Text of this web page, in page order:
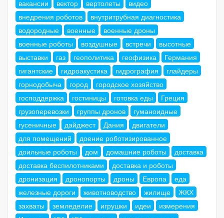
вакансии вектор вертолеты
видео
внедрения роботов
внутритрубная диагностика
водородные
военные
военные дроны
военные роботы
воздушные встречи
высотные
выставки
газ геополитика геофизика
Германия
гигантские
гидроакустика гидрография
глайдеры
горнодобыча
город
городское хозяйство
господдержка
гостиницы готовка еды
Греция
грузоперевозки
группы дронов
гуманоидные
гусеничные
дайджест Дания
двигатели
для помещений
доение роботизированное
доильные роботы
дом домашние роботы
доставка
доставка беспилотниками
доставка и роботы
дронизация
дронопорты дроны Европа
еда
железные дороги
животноводство жилище
ЖКХ
захваты
земледелие игрушки идеи
измерения